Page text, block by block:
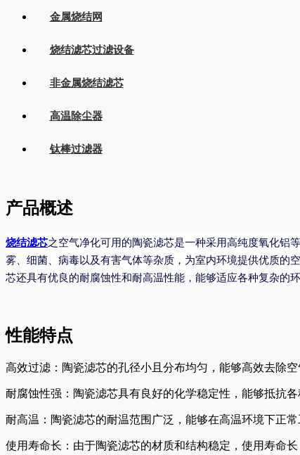
金属烧结网
烧结滤芯过滤设备
非金属烧结滤芯
高温除尘器
钛棒过滤器
产品概述
烧结滤芯之空气净化可用的陶瓷滤芯是一种采用高纯度氧化铝
雾、细菌、病毒以及有害气体等杂质，为室内环境提供优质的
芯还具有优良的耐腐蚀性和耐高温性能，能够适应各种复杂的
性能特点
高效过滤：陶瓷滤芯的孔径小且分布均匀，能够高效去除
耐腐蚀性强：陶瓷滤芯具有良好的化学稳定性，能够抵抗
耐高温：陶瓷滤芯的耐温范围广泛，能够在高温环境下正
使用寿命长：由于陶瓷滤芯的材质和结构稳定，使用寿命